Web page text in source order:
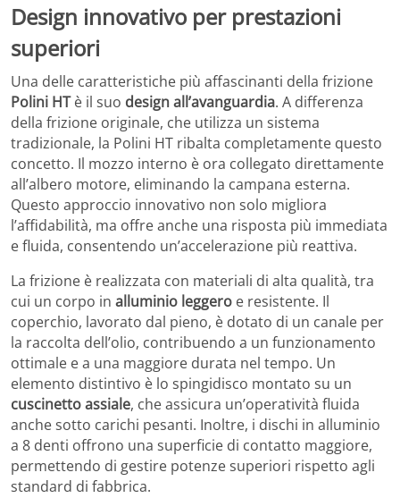
Design innovativo per prestazioni
superiori
Una delle caratteristiche più affascinanti della frizione
Polini HTè il suo design all’avanguardia. A differenza
della frizione originale, che utilizza un sistema
tradizionale, la Polini HT ribalta completamente questo
concetto. Il mozzo interno è ora collegato direttamente
all’albero motore, eliminando la campana esterna.
Questo approccio innovativo non solo migliora
l’affidabilità, ma offre anche una risposta più immediata
e fluida, consentendo un’accelerazione più reattiva.
La frizione è realizzata con materiali di alta qualità, tra
cui un corpo in alluminio leggero e resistente. Il
coperchio, lavorato dal pieno, è dotato di un canale per
la raccolta dell’olio, contribuendo a un funzionamento
ottimale e a una maggiore durata nel tempo. Un
elemento distintivo è lo spingidisco montato su un
cuscinetto assiale, che assicura un’operatività fluida
anche sotto carichi pesanti. Inoltre, i dischi in alluminio
a 8 denti offrono una superficie di contatto maggiore,
permettendo di gestire potenze superiori rispetto agli
standard di fabbrica.